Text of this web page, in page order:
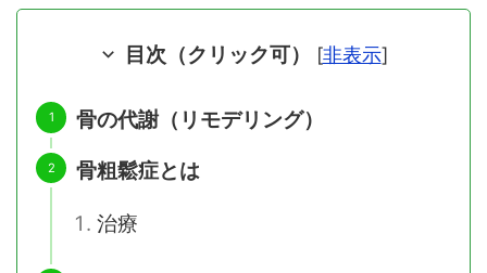
目次（クリック可） [非表示]
骨の代謝（リモデリング）
骨粗鬆症とは
治療